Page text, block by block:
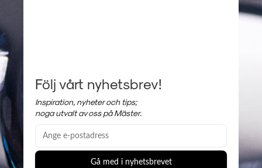
Följ vårt nyhetsbrev!
Inspiration, nyheter och tips;
noga utvalt av oss på Mäster.
Gå med i nyhetsbrevet